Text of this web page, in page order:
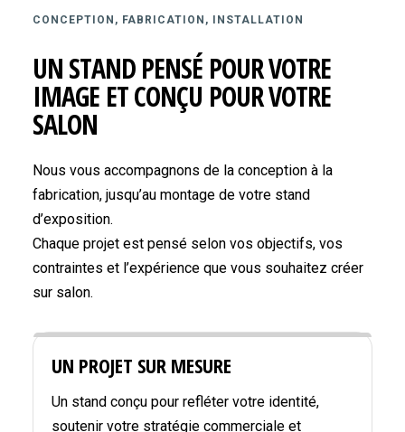
CONCEPTION, FABRICATION, INSTALLATION
UN STAND PENSÉ POUR VOTRE
IMAGE ET CONÇU POUR VOTRE
SALON
Nous vous accompagnons de la conception à la
fabrication, jusqu’au montage de votre stand
d’exposition.
Chaque projet est pensé selon vos objectifs, vos
contraintes et l’expérience que vous souhaitez créer
sur salon.
UN PROJET SUR MESURE
Un stand conçu pour refléter votre identité,
soutenir votre stratégie commerciale et